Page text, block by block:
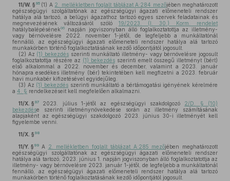
11/W. § 95 (1) A 2. mellékletben foglalt táblázat A:284 mezőjében meghatározott
egészségügyi szolgáltatónak az egészségügyi ágazati előmeneteli rendszer
hatálya alá tartozó, a belügyi ágazathoz tartozó egyes szervek feladatainak és
megnevezésének változásáról szóló 19/2023. (I. 30.) Korm. rendelet
hatálybalépésének96
napján jogviszonyban álló foglalkoztatottja az illetmény-
vagy bérnövelésre 2022. november 1-jétől, de legfeljebb a munkáltatónál
fennálló, az egészségügyi ágazati előmeneteli rendszer hatálya alá tartozó
munkakörben történő foglalkoztatásának kezdő időpontjától jogosult.
(2) Az (1) bekezdés szerinti munkáltató illetmény- vagy bérnövelésre jogosult
foglalkoztatottja részére az (1) bekezdés szerinti emelt összegű illetményt (bért)
első alkalommal a 2022. november és december, valamint a 2023. január
hónapra esedékes illetmény (bér) tekintetében kell megfizetni a 2023. február
havi munkabér kifizetésével egyidejűleg.
(3) Az (1) bekezdés szerinti munkáltató a bértámogatási igényének kérelmére
a 4. § rendelkezéseit kell megfelelően alkalmazni.
11/X. § 97 2023. július 1-jétől az egészségügyi szakdolgozó 2/D. § (10)
bekezdése szerinti illetménynövekedése során az illetmény számításának
alapjaként az egészségügyi szakdolgozó 2023. június 30-i illetményét kell
figyelembe venni.
11/X. § 98
11/Y. § 99 A 2. mellékletben foglalt táblázat A:285 mezőjében meghatározott
egészségügyi szolgáltatónak az egészségügyi ágazati előmeneteli rendszer
hatálya alá tartozó, 2023. június 1. napján jogviszonyban álló foglalkoztatottja az
illetmény- vagy bérnövelésre 2023. január 1-jétől, de legfeljebb a munkáltatónál
fennálló, az egészségügyi ágazati előmeneteli rendszer hatálya alá tartozó
munkakörben történő foglalkoztatásának kezdő időpontjától jogosult.